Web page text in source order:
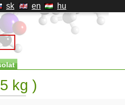
sk en hu
kg )